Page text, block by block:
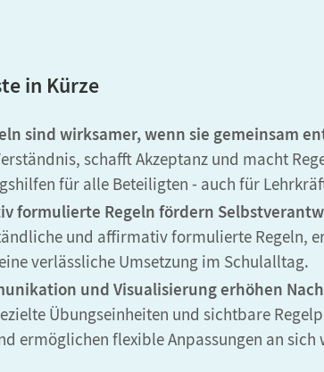
in Kürze
sind wirksamer, wenn sie gemeinsam
schafft Akzeptanz und macht
für alle Beteiligten - auch für
formulierte Regeln fördern
und affirmativ formulierte Regeln,
verlässliche Umsetzung im Schulalltag.
und Visualisierung erhöhen
Übungseinheiten und sichtbare
ermöglichen flexible Anpassungen an